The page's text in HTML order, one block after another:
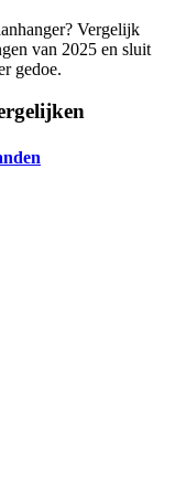
Vergelijk
van 2025 en sluit
gedoe.